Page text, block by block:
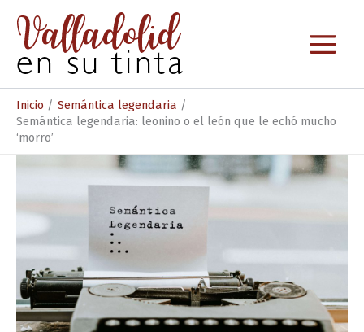
contenido
Inicio
Semántica legendaria
Semántica legendaria: leonino o el león que le echó mucho
‘morro’